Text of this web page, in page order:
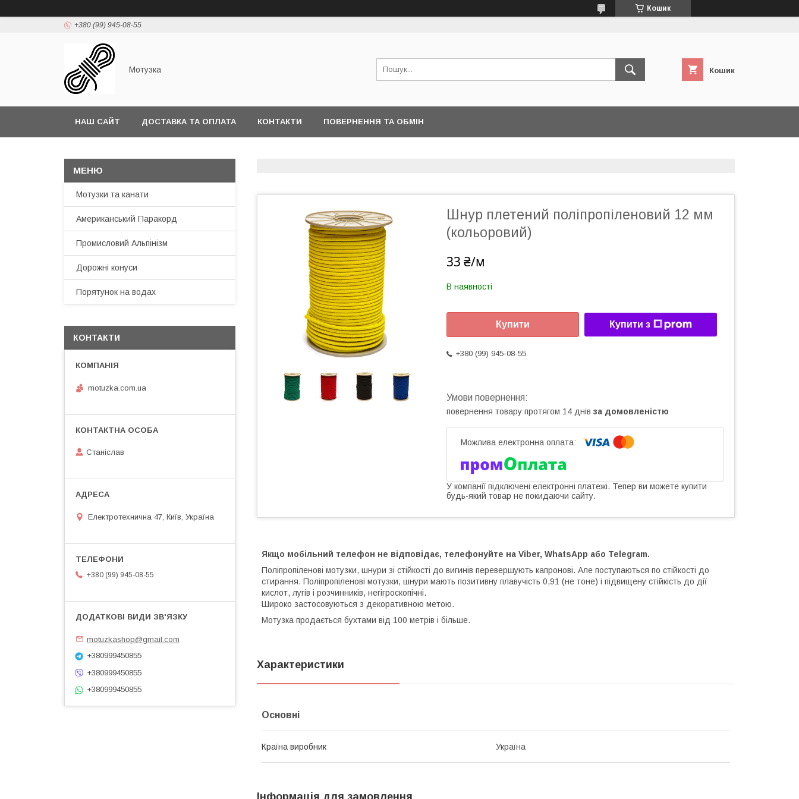
Кошик
+380 (99) 945-08-55
Мотузка Кошик
НАШ САЙТ ДОСТАВКА ТА ОПЛАТА КОНТАКТИ ПОВЕРНЕННЯ ТА ОБМІН
Шнур плетений поліпропіленовий 12 мм
(кольоровий)
33 ₴/м
В наявності
Купити Купити з
+380 (99) 945-08-55
повернення товару протягом 14 днів за домовленістю
У компанії підключені електронні платежі. Тепер ви можете купити
будь-який товар не покидаючи сайту.
Якщо мобільний телефон не відповідає, телефонуйте на Viber, WhatsApp або Telegram.
Поліпропіленові мотузки, шнури зі стійкості до вигинів перевершують капронові. Але поступаються по стійкості до
стирання. Поліпропіленові мотузки, шнури мають позитивну плавучість 0,91 (не тоне) і підвищену стійкість до дії
кислот, лугів і розчинників, негігроскопічні.
Широко застосовуються з декоративною метою.
Мотузка продається бухтами від 100 метрів і більше.
Характеристики
Основні
Країна виробник Україна
Інформація для замовлення
Мотузки та канати
Американський Паракорд
Промисловий Альпінізм
Дорожні конуси
Порятунок на водах
КОНТАКТИ
motuzka.com.ua
Станіслав
Електротехнична 47, Київ, Україна
+380 (99) 945-08-55
motuzkashop@gmail.com
+380999450855
+380999450855
+380999450855